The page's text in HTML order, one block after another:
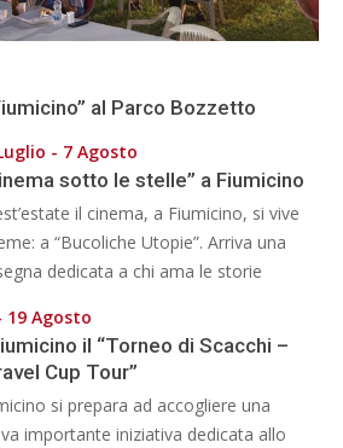
al Parco Bozzetto
- 7 Agosto
sotto le stelle” a Fiumicino
il cinema, a Fiumicino, si vive
a “Bucoliche Utopie”. Arriva una
dedicata a chi ama le storie
19 Agosto
il “Torneo di Scacchi –
Cup Tour”
si prepara ad accogliere una
importante iniziativa dedicata allo